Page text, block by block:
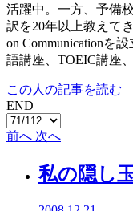
活躍中。一方、予備
訳を20年以上教えて
on Communicationを
語講座、TOEIC講座
この人の記事を読む
END
前へ 次へ
私の隠し